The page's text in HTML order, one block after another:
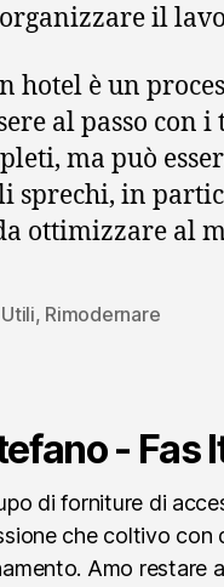
il
hotel è un
al passo con
ma può
sprechi, in
ottimizzare al
, Rimodernare
- Fas
di forniture di
che coltivo con
Amo restare